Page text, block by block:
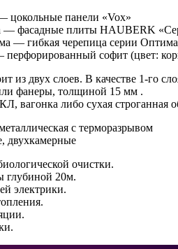
цокольные панели «Vox»
— фасадные плиты HAUBERK
— гибкая черепица серии
софит (цвет:
из двух слоев. В качестве 1-го
фанеры, толщиной 15 мм .
вагонка либо сухая строганная
с терморазрывом
двухкамерные
очистки.
глубиной 20м.
электрики.